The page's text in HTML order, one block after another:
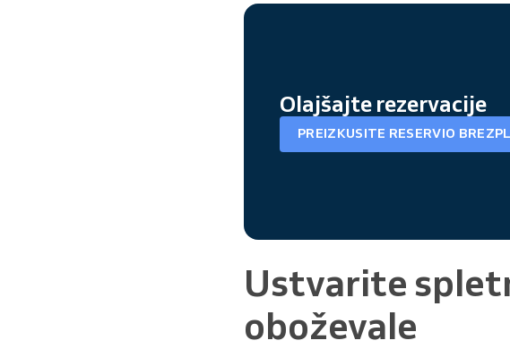
Olajšajte rezervacije
PREIZKUSITE RESERVIO
Ustvarite
oboževale